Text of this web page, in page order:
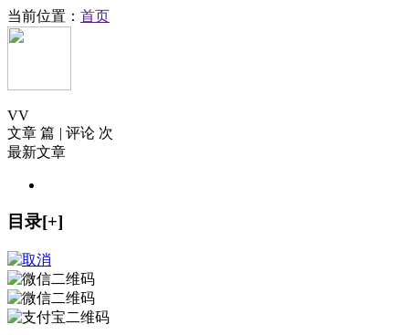
当前位置： 首页
VV
文章 篇 | 评论 次
最新文章
目录[+]